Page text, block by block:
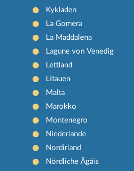
Kykladen
La Gomera
La Maddalena
Lagune von Venedig
Lettland
Litauen
Malta
Marokko
Montenegro
Niederlande
Nordirland
Nördliche Ägäis